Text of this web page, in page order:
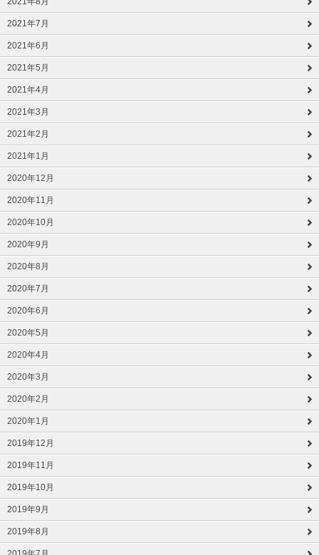
2021年7月
2021年6月
2021年5月
2021年4月
2021年3月
2021年2月
2021年1月
2020年12月
2020年11月
2020年10月
2020年9月
2020年8月
2020年7月
2020年6月
2020年5月
2020年4月
2020年3月
2020年2月
2020年1月
2019年12月
2019年11月
2019年10月
2019年9月
2019年8月